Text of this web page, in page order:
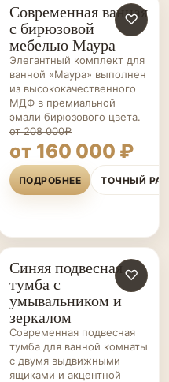
МЕБЕЛЬ ДЛЯ
ВАННОЙ НА ЗАКАЗ
♡
Современная ванная
с бирюзовой
мебелью Маура
Элегантный комплект для
ванной «Маура» выполнен
из высококачественного
МДФ в премиальной
эмали бирюзового цвета.
от 208 000₽
от 160 000 ₽
ПОДРОБНЕЕ ТОЧНЫЙ
МЕБЕЛЬ ДЛЯ
ВАННОЙ НА ЗАКАЗ
♡
Синяя подвесная
тумба с
умывальником и
зеркалом
Современная подвесная
тумба для ванной комнаты
с двумя выдвижными
ящиками и акцентной